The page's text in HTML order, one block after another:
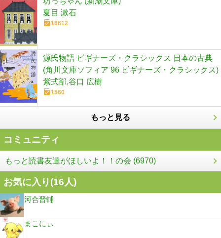
夏目 漱石
16612
源氏物語 ビギナーズ・クラシックス 日本の古典
(角川文庫ソフィア 96 ビギナーズ・クラシックス)
紫式部,谷口 広樹
1560
もっと見る
コミュニティ
もっと読書友達がほしいよ！！の会 (6970)
お気に入り(16人)
河合晋輔
まこにぃ